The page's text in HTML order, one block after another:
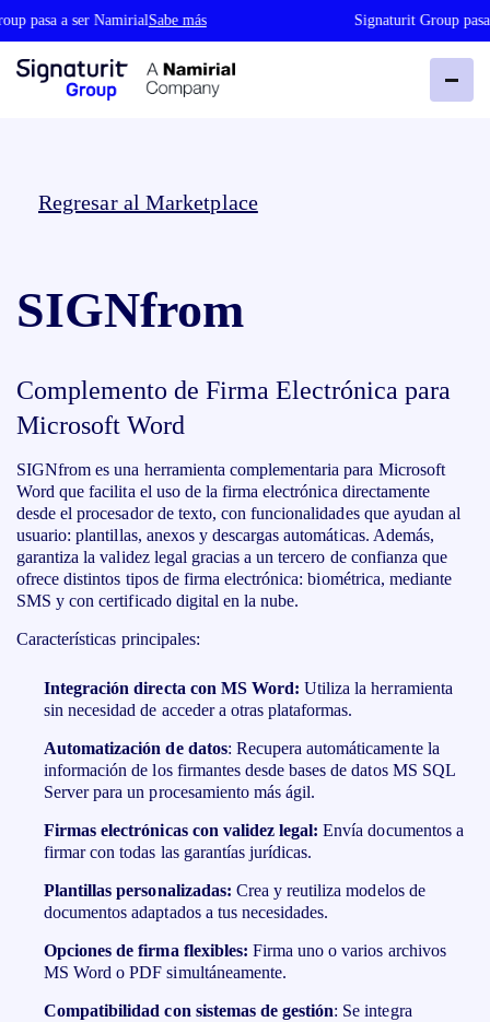
pasa a ser NamirialSabe más Signaturit Group
Regresar al Marketplace
SIGNfrom
Complemento de Firma Electrónica para
Microsoft Word
SIGNfrom es una herramienta complementaria para Microsoft
Word que facilita el uso de la firma electrónica directamente
desde el procesador de texto, con funcionalidades que ayudan al
usuario: plantillas, anexos y descargas automáticas. Además,
garantiza la validez legal gracias a un tercero de confianza que
ofrece distintos tipos de firma electrónica: biométrica, mediante
SMS y con certificado digital en la nube.
Características principales:
Integración directa con MS Word: Utiliza la herramienta
sin necesidad de acceder a otras plataformas.
Automatización de datos: Recupera automáticamente la
información de los firmantes desde bases de datos MS SQL
Server para un procesamiento más ágil.
Firmas electrónicas con validez legal: Envía documentos a
firmar con todas las garantías jurídicas.
Plantillas personalizadas: Crea y reutiliza modelos de
documentos adaptados a tus necesidades.
Opciones de firma flexibles: Firma uno o varios archivos
MS Word o PDF simultáneamente.
Compatibilidad con sistemas de gestión: Se integra